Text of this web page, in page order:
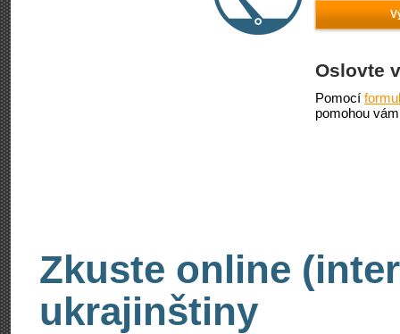
Oslovte
Pomocí
pomohou
Zkuste online
ukrajinštiny